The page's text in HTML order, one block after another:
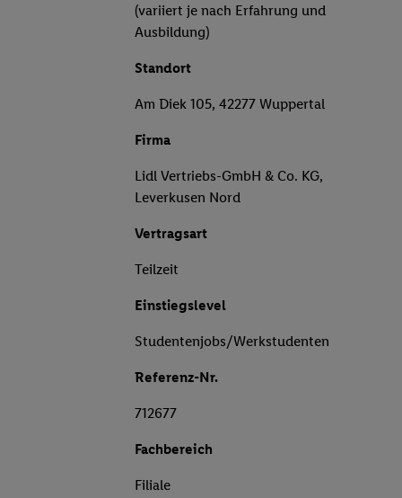
(variiert je nach Erfahrung und
Ausbildung)
Standort
Am Diek 105, 42277 Wuppertal
Firma
Lidl Vertriebs-GmbH & Co. KG,
Leverkusen Nord
Vertragsart
Teilzeit
Einstiegslevel
Studentenjobs/Werkstudenten
Referenz-Nr.
712677
Fachbereich
Filiale